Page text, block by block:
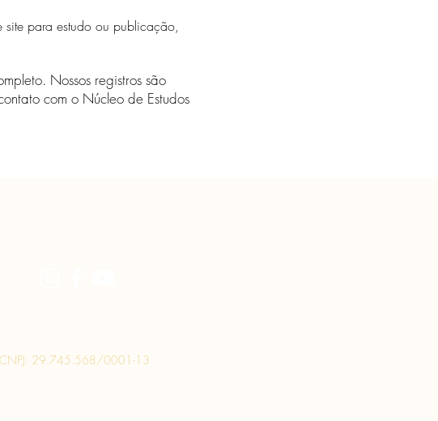
para estudo ou publicação,
Nossos registros são
com o Núcleo de Estudos
CNPJ: 29.745.568/0001-13